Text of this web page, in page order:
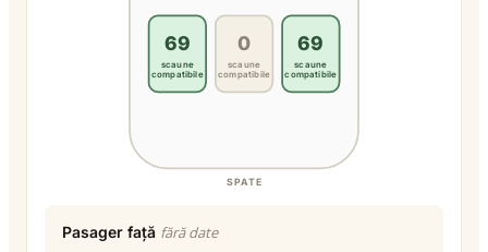
SPATE
69
scaune
compatibile
0
scaune
compatibile
69
scaune
compatibile
Pasager față fără date